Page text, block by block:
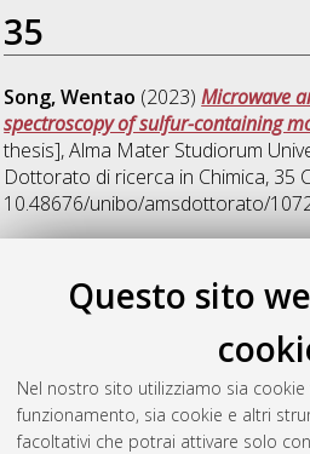
Questo sito
Nel nostro sito utilizziamo sia
funzionamento, sia cookie e altri
facoltativi che potrai attivare solo
35
Song, Wentao (2023)Microwave
spectroscopy of sulfur-containing
thesis], Alma Mater Studiorum
Dottorato di ricerca in Chimica, 35
10.48676/unibo/amsdottorato/
Rotational
halogenated carboxylic acids and
[Dissertation thesis], Alma Mater
Bologna. Dottorato di ricerca in